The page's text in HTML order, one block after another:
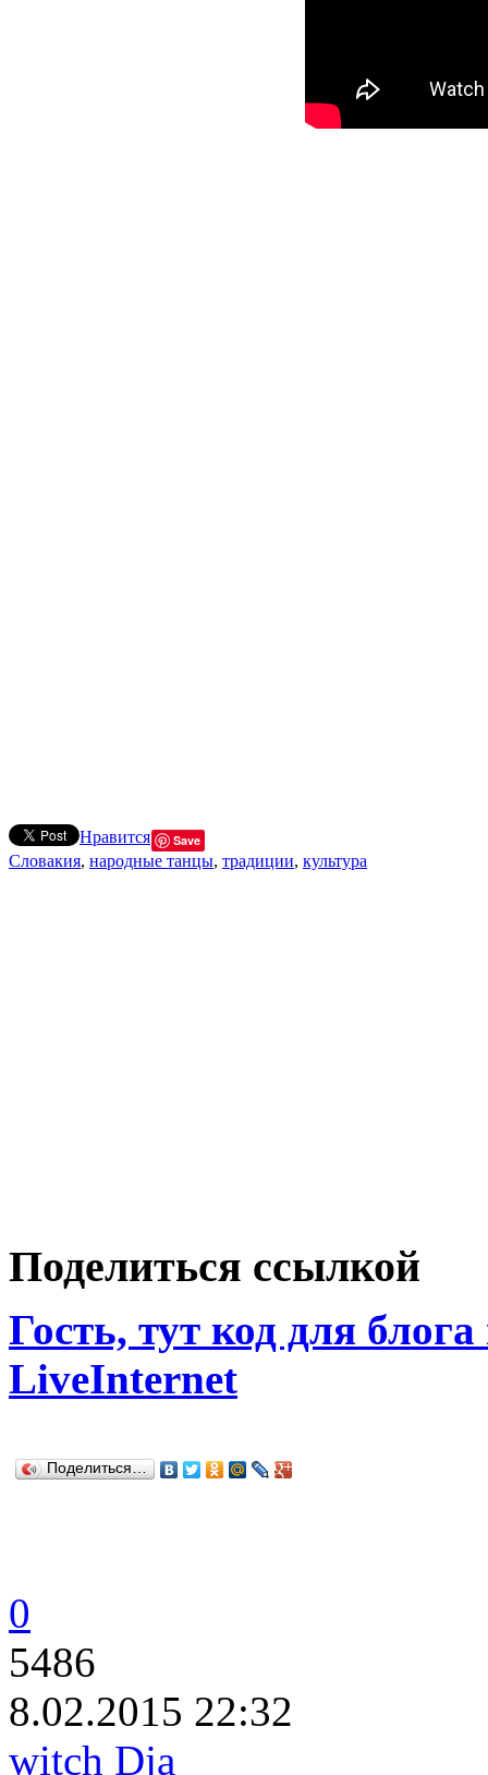
Нравится Save
Словакия, народные танцы, традиции, культура
Поделиться ссылкой
Гость, тут код для
LiveInternet
Поделиться…
0
5486
8.02.2015 22:32
witch Dja